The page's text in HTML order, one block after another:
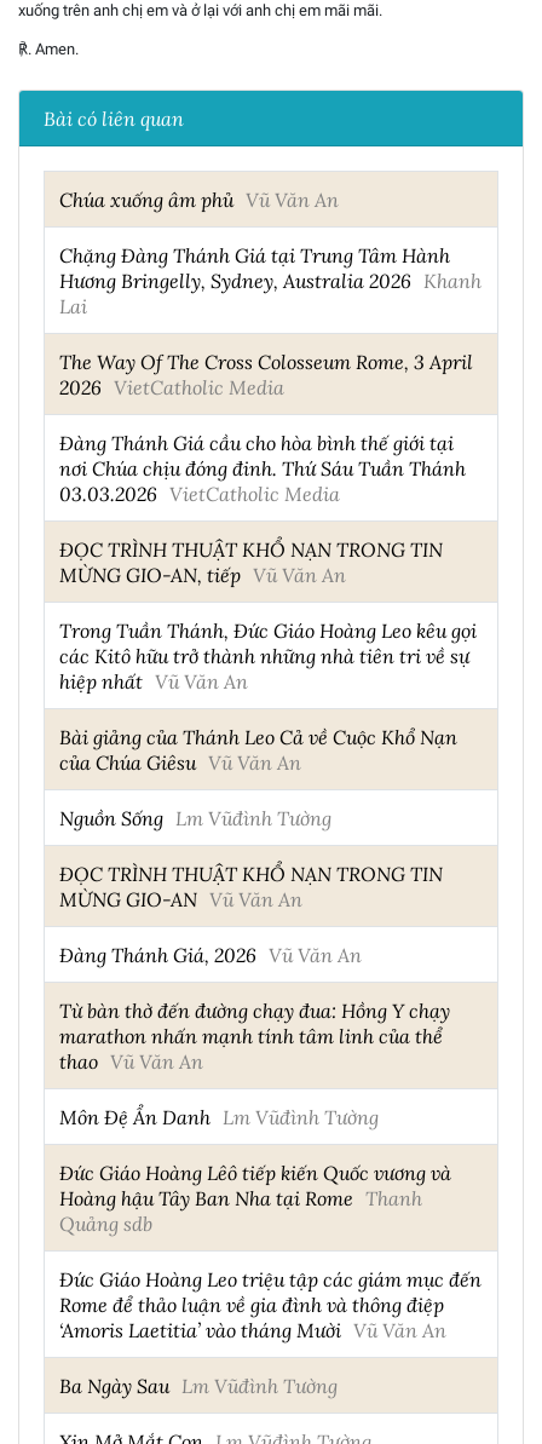
xuống trên anh chị em và ở lại với anh chị em mãi mãi.
℟. Amen.
Bài có liên quan
Chúa xuống âm phủ Vũ Văn An
Chặng Đàng Thánh Giá tại Trung Tâm Hành
Hương Bringelly, Sydney, Australia 2026 Khanh
Lai
The Way Of The Cross Colosseum Rome, 3 April
2026 VietCatholic Media
Đàng Thánh Giá cầu cho hòa bình thế giới tại
nơi Chúa chịu đóng đinh. Thứ Sáu Tuần Thánh
03.03.2026 VietCatholic Media
ĐỌC TRÌNH THUẬT KHỔ NẠN TRONG TIN
MỪNG GIO-AN, tiếp Vũ Văn An
Trong Tuần Thánh, Đức Giáo Hoàng Leo kêu gọi
các Kitô hữu trở thành những nhà tiên tri về sự
hiệp nhất Vũ Văn An
Bài giảng của Thánh Leo Cả về Cuộc Khổ Nạn
của Chúa Giêsu Vũ Văn An
Nguồn Sống Lm Vũđình Tường
ĐỌC TRÌNH THUẬT KHỔ NẠN TRONG TIN
MỪNG GIO-AN Vũ Văn An
Đàng Thánh Giá, 2026 Vũ Văn An
Từ bàn thờ đến đường chạy đua: Hồng Y chạy
marathon nhấn mạnh tính tâm linh của thể
thao Vũ Văn An
Môn Đệ Ẩn Danh Lm Vũđình Tường
Đức Giáo Hoàng Lêô tiếp kiến Quốc vương và
Hoàng hậu Tây Ban Nha tại Rome Thanh
Quảng sdb
Đức Giáo Hoàng Leo triệu tập các giám mục đến
Rome để thảo luận về gia đình và thông điệp
‘Amoris Laetitia’ vào tháng Mười Vũ Văn An
Ba Ngày Sau Lm Vũđình Tường